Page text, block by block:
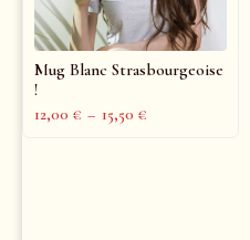
Mug Blanc Strasbourgeoise
!
12,00 € – 15,50 €